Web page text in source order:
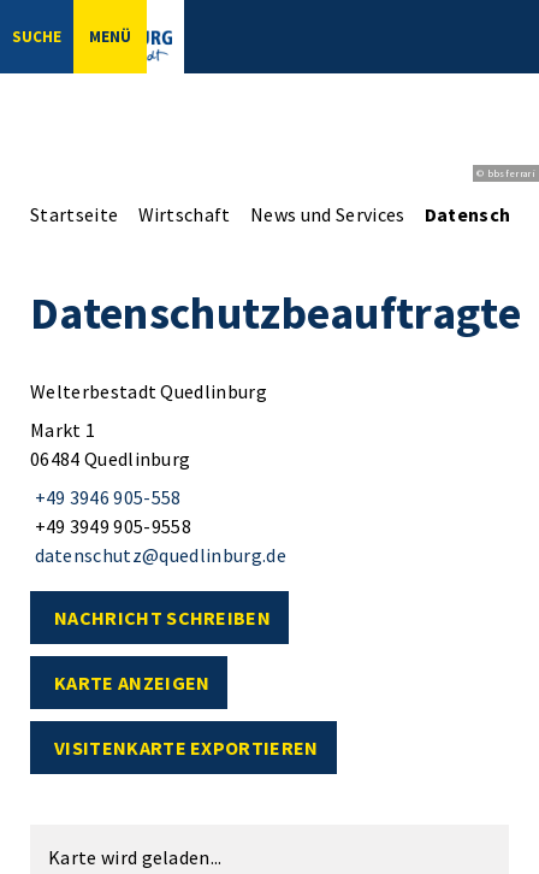
SUCHE MENÜ
© bbsferrari
Startseite Wirtschaft News und Services
Datenschutzbeauftragte
Welterbestadt Quedlinburg
Markt 1
06484 Quedlinburg
+49 3946 905-558
+49 3949 905-9558
datenschutz@quedlinburg.de
NACHRICHT SCHREIBEN
KARTE ANZEIGEN
VISITENKARTE EXPORTIEREN
Karte wird geladen...